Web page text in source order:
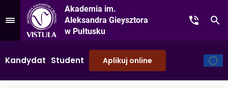
Przejdź do Menu
Akademia im.
Aleksandra Gieysztora
w Pułtusku
Kontakt
Kandydat Student Aplikuj online